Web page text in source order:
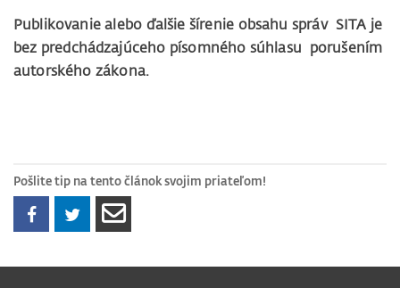
Publikovanie alebo ďalšie šírenie obsahu správ SITA je
bez predchádzajúceho písomného súhlasu porušením
autorského zákona.
Pošlite tip na tento článok svojim priateľom!